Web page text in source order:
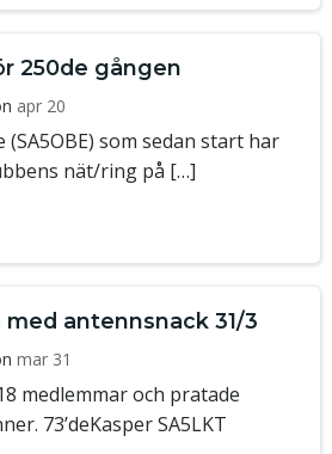
250de gången
apr 20
som sedan start har
nät/ring på […]
antennsnack 31/3
mar 31
medlemmar och pratade
73’deKasper SA5LKT